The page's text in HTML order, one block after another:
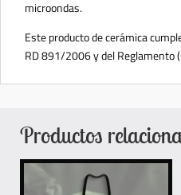
microondas.
Este producto de cerámica
RD 891/2006 y del Reglamento
Productos